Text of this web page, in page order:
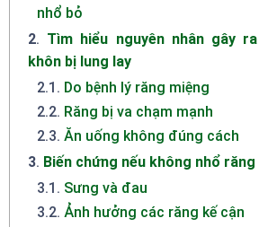
nhổ bỏ
2. Tìm hiểu nguyên nhân gây
khôn bị lung lay
2.1 . Do bệnh lý răng miệng
2.2. Răng bị va chạm mạnh
2.3. Ăn uống không đúng cách
3. Biến chứng nếu không nhổ
3.1 . Sưng và đau
3.2. Ảnh hưởng các răng kế cận